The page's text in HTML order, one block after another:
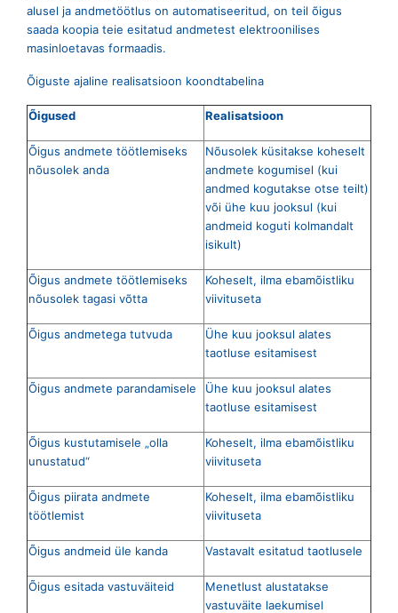
alusel ja andmetöötlus on automatiseeritud, on teil õigus
saada koopia teie esitatud andmetest elektroonilises
masinloetavas formaadis.
Õiguste ajaline realisatsioon koondtabelina
Õigused Realisatsioon
Õigus andmete töötlemiseks
nõusolek anda
Nõusolek küsitakse koheselt
andmete kogumisel (kui
andmed kogutakse otse teilt)
või ühe kuu jooksul (kui
andmeid koguti kolmandalt
isikult)
Õigus andmete töötlemiseks
nõusolek tagasi võtta
Koheselt, ilma ebamõistliku
viivituseta
Õigus andmetega tutvuda
Ühe kuu jooksul alates
taotluse esitamisest
Õigus andmete parandamisele
Ühe kuu jooksul alates
taotluse esitamisest
Õigus kustutamisele „olla
unustatud“
Koheselt, ilma ebamõistliku
viivituseta
Õigus piirata andmete
töötlemist
Koheselt, ilma ebamõistliku
viivituseta
Õigus andmeid üle kanda Vastavalt esitatud taotlusele
Õigus esitada vastuväiteid
Menetlust alustatakse
vastuväite laekumisel